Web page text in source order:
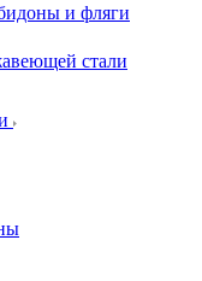
и фляги
стали